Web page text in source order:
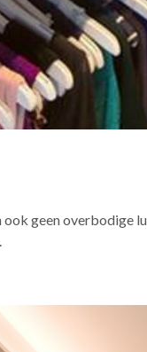
ook geen overbodige